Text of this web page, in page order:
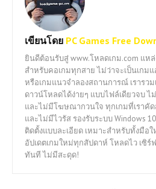
เขียนโดย PC Games Free
ยินดีต้อนรับสู่ www.โหลดเกม.com แห
สำหรับคอเกมทุกสาย ไม่ว่าจะเป็นเกม
หรือเกมแนวจำลองสถานการณ์ เราร
ดาวน์โหลดได้ง่ายๆ แบบไฟล์เดียวจบ
และไม่มีโฆษณากวนใจ ทุกเกมที่เราคั
และไม่มีไวรัส รองรับระบบ Windows
ติดตั้งแบบละเอียด เหมาะสำหรับทั้งมือ
อัปเดตเกมใหม่ทุกสัปดาห์ โหลดไว เซิร์
ทันที ไม่มีสะดุด!